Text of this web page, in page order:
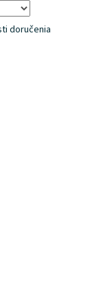
doručenia